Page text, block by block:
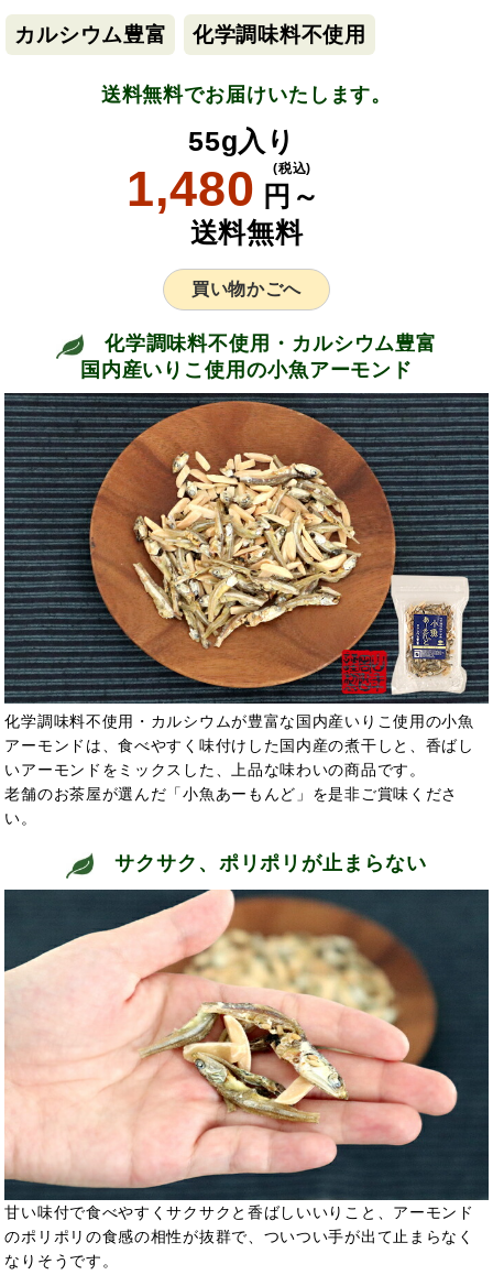
カルシウム豊富 化学調味料不使用
送料無料でお届けいたします。
55g入り
1,480 円～
(税込)
送料無料
買い物かごへ
化学調味料不使用・カルシウム豊富
国内産いりこ使用の小魚アーモンド
化学調味料不使用・カルシウムが豊富な国内産いりこ使用の小魚
アーモンドは、食べやすく味付けした国内産の煮干しと、香ばし
いアーモンドをミックスした、上品な味わいの商品です。
老舗のお茶屋が選んだ「小魚あーもんど」を是非ご賞味くださ
い。
サクサク、ポリポリが止まらない
甘い味付で食べやすくサクサクと香ばしいいりこと、アーモンド
のポリポリの食感の相性が抜群で、ついつい手が出て止まらなく
なりそうです。